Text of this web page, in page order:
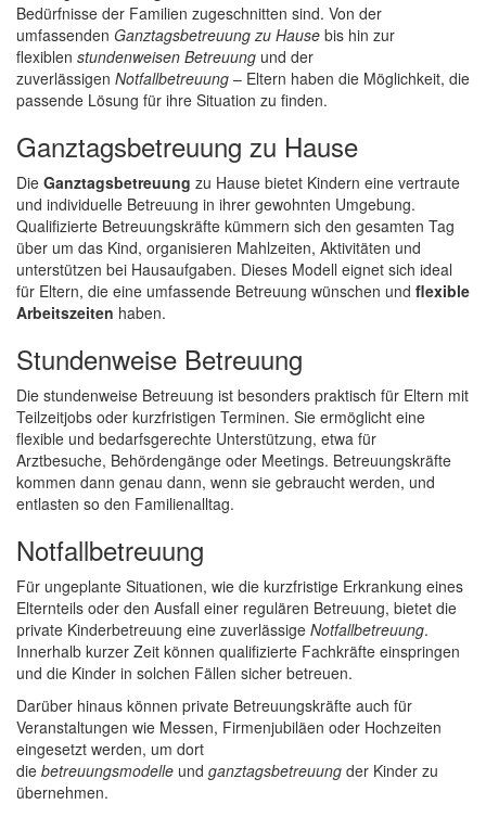
Bedürfnisse der Familien zugeschnitten sind. Von der
umfassenden Ganztagsbetreuung zu Hause bis hin zur
flexiblen stundenweisen Betreuung und der
zuverlässigen Notfallbetreuung – Eltern haben die Möglichkeit, die
passende Lösung für ihre Situation zu finden.
Ganztagsbetreuung zu Hause
Die Ganztagsbetreuung zu Hause bietet Kindern eine vertraute
und individuelle Betreuung in ihrer gewohnten Umgebung.
Qualifizierte Betreuungskräfte kümmern sich den gesamten Tag
über um das Kind, organisieren Mahlzeiten, Aktivitäten und
unterstützen bei Hausaufgaben. Dieses Modell eignet sich ideal
für Eltern, die eine umfassende Betreuung wünschen und flexible
Arbeitszeiten haben.
Stundenweise Betreuung
Die stundenweise Betreuung ist besonders praktisch für Eltern mit
Teilzeitjobs oder kurzfristigen Terminen. Sie ermöglicht eine
flexible und bedarfsgerechte Unterstützung, etwa für
Arztbesuche, Behördengänge oder Meetings. Betreuungskräfte
kommen dann genau dann, wenn sie gebraucht werden, und
entlasten so den Familienalltag.
Notfallbetreuung
Für ungeplante Situationen, wie die kurzfristige Erkrankung eines
Elternteils oder den Ausfall einer regulären Betreuung, bietet die
private Kinderbetreuung eine zuverlässige Notfallbetreuung.
Innerhalb kurzer Zeit können qualifizierte Fachkräfte einspringen
und die Kinder in solchen Fällen sicher betreuen.
Darüber hinaus können private Betreuungskräfte auch für
Veranstaltungen wie Messen, Firmenjubiläen oder Hochzeiten
eingesetzt werden, um dort
die betreuungsmodelle und ganztagsbetreuung der Kinder zu
übernehmen.